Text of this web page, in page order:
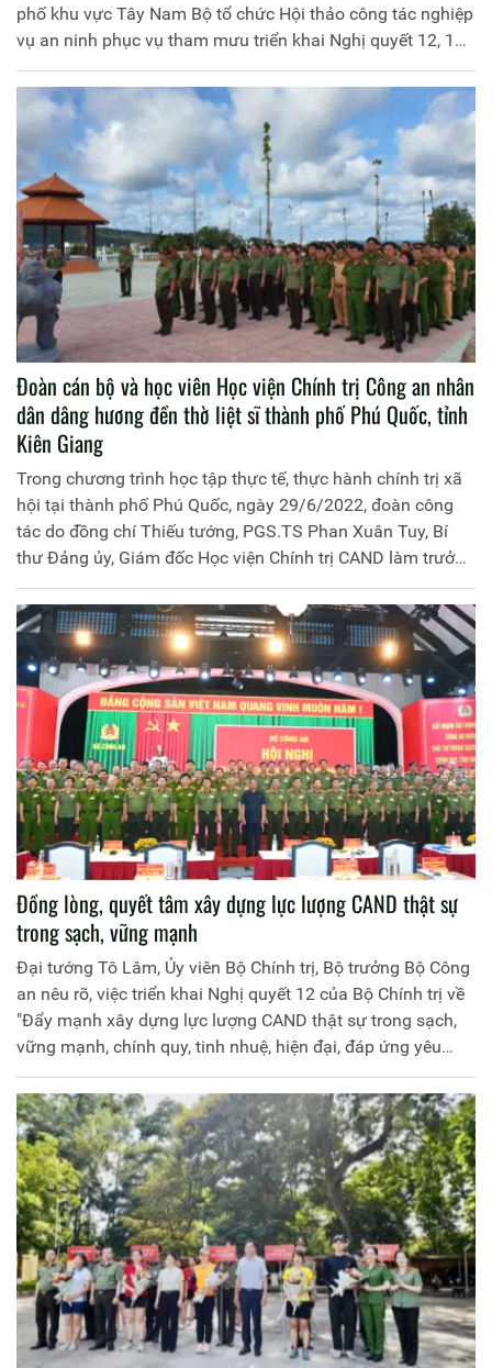
phố khu vực Tây Nam Bộ tổ chức Hội thảo công tác nghiệp
vụ an ninh phục vụ tham mưu triển khai Nghị quyết 12, 13
của Bộ Chính trị trong Công an nhân dân trên địa bàn chiến
lược Tây Nam Bộ. Đồng chí Thiếu tướng, PGS.TS Phan
Xuân Tuy, Bí thư Đảng ủy, Giám đốc Học viện Chính trị
CAND đến dự và tham luận tại Hội thảo. Tham dự hội thảo
có lãnh đạo Trường Đại học An ninh Nhân dân; lãnh đạo
công an các tỉnh Vĩnh Long, Bạc Liêu, Cà Mau, Đồng Tháp,
Sóc Trăng, Trà Vinh cùng nhiều đại biểu trong và ngoài
ngành.
Đoàn cán bộ và học viên Học viện Chính trị Công an nhân
dân dâng hương đền thờ liệt sĩ thành phố Phú Quốc, tỉnh
Kiên Giang
Trong chương trình học tập thực tế, thực hành chính trị xã
hội tại thành phố Phú Quốc, ngày 29/6/2022, đoàn công
tác do đồng chí Thiếu tướng, PGS.TS Phan Xuân Tuy, Bí
thư Đảng ủy, Giám đốc Học viện Chính trị CAND làm trưởng
đoàn đến dâng hương đền thờ liệt sĩ thành phố Phú Quốc,
tỉnh Kiên Giang; tham gia đoàn có đại diện lãnh đạo Văn
phòng Học viện, Phòng Quản lý đào tạo và bồi dưỡng nâng
cao; toàn thể học viên lớp Cao cấp lý luận chính trị khóa 13
mở tại Công an tỉnh Lạng Sơn, khóa 16 mở tại Đại học
Cảnh sát Nhân dân do Học viện tổ chức chiêu sinh, đào
tạo.
Đồng lòng, quyết tâm xây dựng lực lượng CAND thật sự
trong sạch, vững mạnh
Đại tướng Tô Lâm, Ủy viên Bộ Chính trị, Bộ trưởng Bộ Công
an nêu rõ, việc triển khai Nghị quyết 12 của Bộ Chính trị về
"Đẩy mạnh xây dựng lực lượng CAND thật sự trong sạch,
vững mạnh, chính quy, tinh nhuệ, hiện đại, đáp ứng yêu
cầu, nhiệm vụ trong tình hình mới" là nhiệm vụ có ý nghĩa
chiến lược, cơ bản nhưng phải được tiến hành rất khẩn
trương, cần tập trung trí tuệ, công sức để thực hiện.